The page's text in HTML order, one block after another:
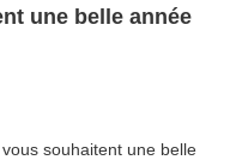
une belle année